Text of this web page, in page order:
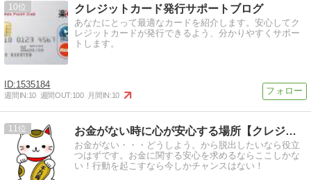
10 クレジットカード発行サポートブログ
あなたにとって最適なカードを紹介します。安心してク
レジットカードが発行できるよう、分かりやすくサポー
トします。
1535184
週間IN:10 週間OUT:100 月間IN:10
11 お金がない時に心が安心する場所【クレジットカード、キャッシ…
お金がない・・・どうしよう。から脱出したいなら役立
つはずです。お金に関する安心を求めるならここしかな
い！行動を起こすなら今しかチャンスはない！